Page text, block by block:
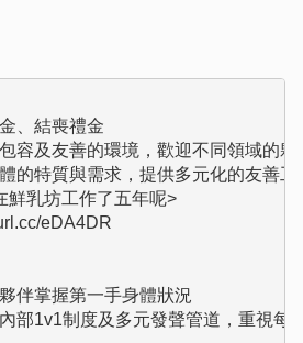
、結喪禮金
容及友善的環境，歡迎不同領域的夥
的特質與需求，提供多元化的友善工
鮮乳坊工作了五年呢>
eDA4DR
伴掌握第一手身體狀況
部1v1制度及多元發聲管道，重視每